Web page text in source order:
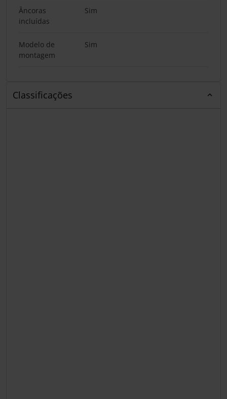
Âncoras
incluídas
Sim
Modelo de
montagem
Sim
Classificações